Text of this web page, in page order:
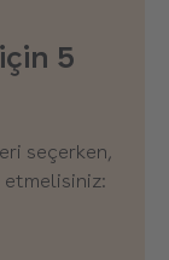
5
seçerken,